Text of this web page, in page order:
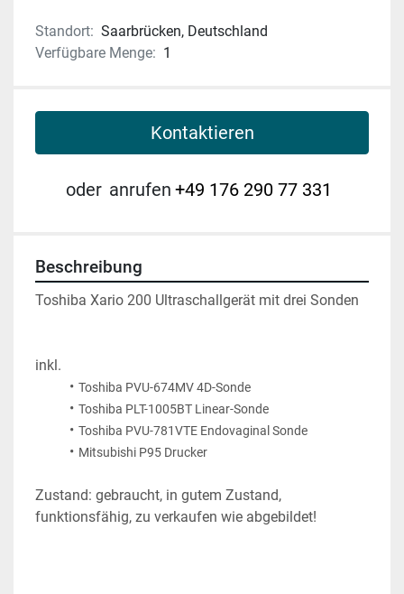
Standort: Saarbrücken, Deutschland
Verfügbare Menge: 1
Kontaktieren
oder anrufen +49 176 290 77 331
Beschreibung
Toshiba Xario 200 Ultraschallgerät mit drei Sonden
inkl.
Toshiba PVU-674MV 4D-Sonde
Toshiba PLT-1005BT Linear-Sonde
Toshiba PVU-781VTE Endovaginal Sonde
Mitsubishi P95 Drucker
Zustand: gebraucht, in gutem Zustand,
funktionsfähig, zu verkaufen wie abgebildet!